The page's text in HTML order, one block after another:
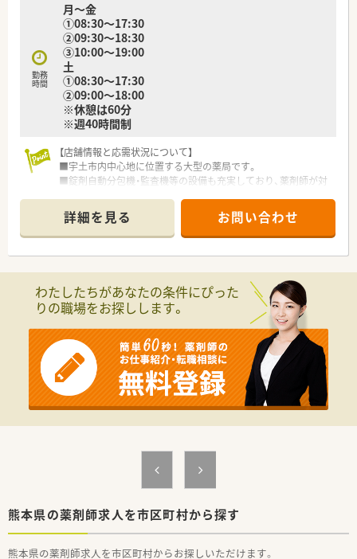
勤務
時間
月～金
①08:30～17:30
②09:30～18:30
③10:00～19:00
土
①08:30～17:30
②09:00～18:00
※休憩は60分
※週40時間制
【店舗情報と応需状況について】
■宇土市内中心地に位置する大型の薬局です。
■錠剤自動分包機・監査機等の設備も充実しており、薬剤師が対
■未経験の方も相談可能です。内科・呼吸器科・循環器科・消化器
科とスキルアップできる環境です。
【募集背景と求める人物像について】
■周囲のスタッフと協力しながら、前向きに新しい知識や業務へ
挑戦できる方を求めています。
■多様なキャリア形成に意欲があり、将来的には組織の中核を担
っていただける人材を歓迎します。
【企業情報】
■熊本県下に約30店（FC含）舗展開しているチェーングループ薬
局です。
■東邦ホールディングス傘下の企業で、共創未来グループに属し
ており基盤が安定しております。
ージャーの方たちと協力しながら事業拡大を図っています。
■「クリーンベンチ」を完備している店舗もあり、中心静脈栄養
【こんな取り組みをしています】
■地域の大学と共同でオリジナル化粧品を研究し、希望者は商品
■本部に医薬品の備蓄配送センター機能を持たせ、各店舗の在庫
詳細を見る お問い合わせ
わたしたちがあなたの条件にぴった
りの職場をお探しします。
熊本県の薬剤師求人を市区町村から探す
熊本県の薬剤師求人を市区町村からお探しいただけます。